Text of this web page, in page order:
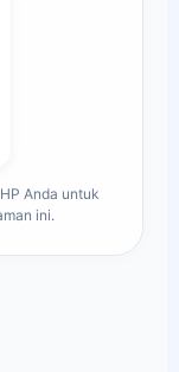
Anda untuk
ini.